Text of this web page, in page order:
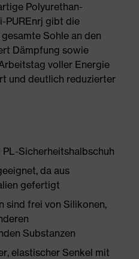
Polyurethan-
PUREnrj gibt die
Sohle an den
Dämpfung sowie
voller Energie
und deutlich reduzierter
PL-Sicherheitshalbschuh
da aus
gefertigt
sind frei von Silikonen,
Substanzen
elastischer Senkel mit